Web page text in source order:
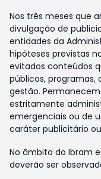
Nos três meses que
divulgação de
entidades da
hipóteses previstas
evitados conteúdos
públicos, programas,
gestão.
estritamente
emergenciais ou de
caráter publicitário
No âmbito do Ibram
deverão ser